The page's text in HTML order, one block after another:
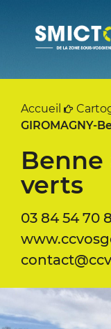
Accueil
GIROMAGNY-
Benne
verts
03 84 54 70